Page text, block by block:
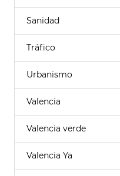
Sanidad
Tráfico
Urbanismo
Valencia
Valencia verde
Valencia Ya